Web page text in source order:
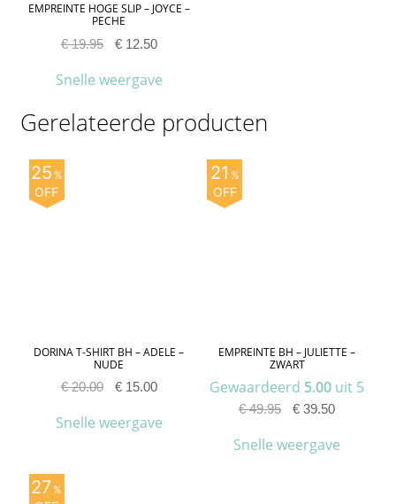
EMPREINTE HOGE SLIP – JOYCE –
PECHE
€19.95 €12.50
Snelle weergave
Gerelateerde producten
DORINA T-SHIRT BH – ADELE –
NUDE
25%
OFF
€20.00 €15.00
Snelle weergave
EMPREINTE BH – JULIETTE –
ZWART
Gewaardeerd 5.00 uit 5
21%
OFF
€49.95 € 39.50
Snelle weergave
27%